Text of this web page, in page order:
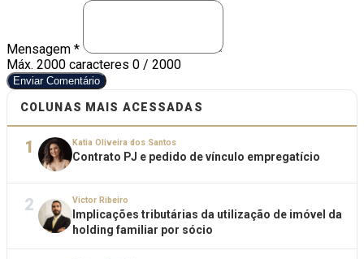
Mensagem *
Máx. 2000 caracteres 0 / 2000
Enviar Comentário
COLUNAS MAIS ACESSADAS
1 Katia Oliveira dos Santos
Contrato PJ e pedido de vínculo empregatício
2 Victor Ribeiro
Implicações tributárias da utilização de imóvel da
holding familiar por sócio